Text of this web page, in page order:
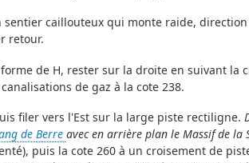
sentier caillouteux qui monte raide,
retour.
de H, rester sur la droite en suivant la
de gaz à la cote 238.
filer vers l'Est sur la large piste rectiligne.
de Berre avec en arrière plan le Massif de la
puis la cote 260 à un croisement de